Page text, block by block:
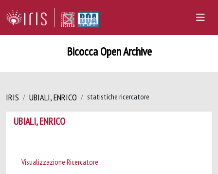
Bicocca Open Archive
IRIS UBIALI, ENRICO statistiche ricercatore
UBIALI, ENRICO
Visualizzazione Ricercatore